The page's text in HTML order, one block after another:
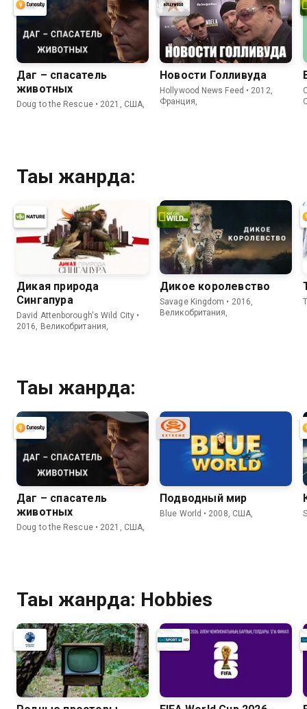
Даг – спасатель
животных
Doug to the Rescue • 2021, США,
Новости Голливуда
Hollywood News Feed • 2012,
Франция,
Тағы жанрда:
Дикая природа
Сингапура
David Attenborough's Wild City •
2016, Великобритания,
Дикое королевство
Savage Kingdom • 2016,
Великобритания,
Тағы жанрда:
Даг – спасатель
животных
Doug to the Rescue • 2021, США,
Подводный мир
Blue World • 2008, США,
Тағы жанрда: Hobbies